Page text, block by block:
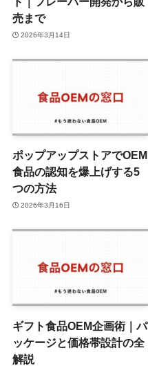
売まで
2026年3月14日
ポップアップストアでOEM
食品の認知を爆上げする5
つの方法
2026年3月16日
ギフト食品OEM企画術｜パ
ッケージと価格帯設計の全
解説